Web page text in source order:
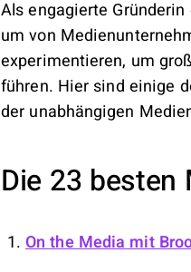
Als engagierte
um von
experimentieren, um
führen. Hier sind einige
der unabhängigen
Die 23 besten
On the Media mit